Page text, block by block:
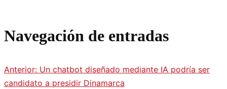
Navegación de entradas
Anterior: Un chatbot diseñado mediante IA podría ser
candidato a presidir Dinamarca